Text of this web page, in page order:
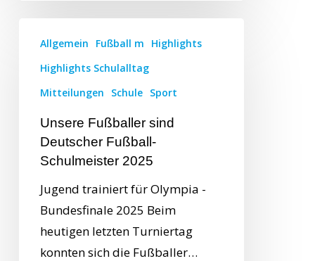
Allgemein Fußball m
Highlights
Highlights Schulalltag
Mitteilungen
Schule Sport
Unsere Fußballer sind
Deutscher Fußball-
Schulmeister 2025
Jugend trainiert für Olympia -
Bundesfinale 2025 Beim
heutigen letzten Turniertag
konnten sich die Fußballer…